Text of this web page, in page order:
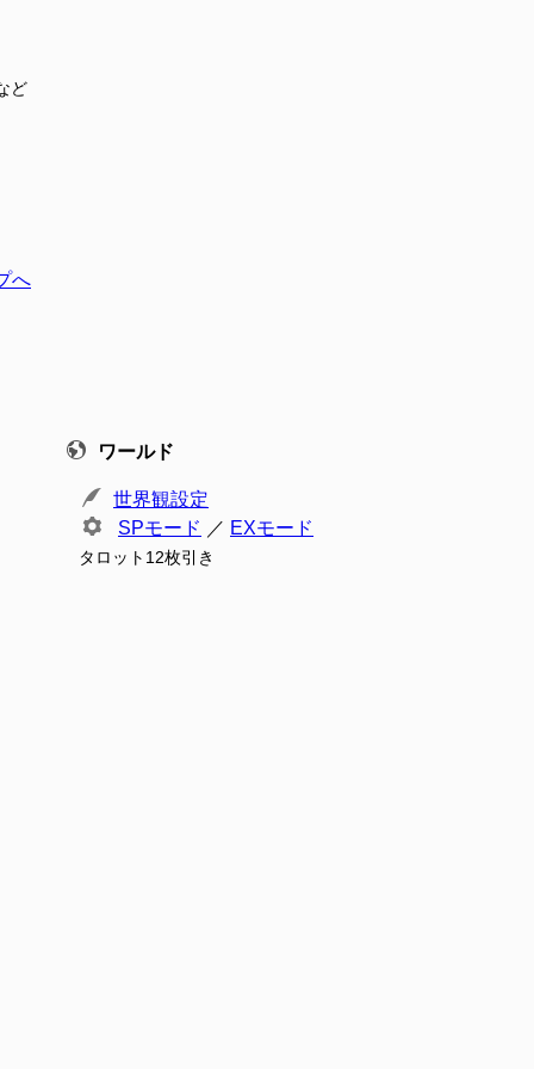
ど
へ
ワールド
世界観設定
SPモード ／ EXモード
タロット12枚引き